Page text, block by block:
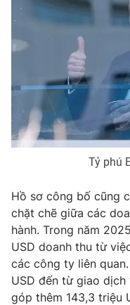
THỜI BÁO VTV
Theo dõi báo trên
Cơ quan chủ quản:Đài
Cơ quan báo chí:Thời
Giấy phép hoạt động
Tổng Biên tập:Vũ Thanh
Phó Tổng Biên tập:
Nguyễn Trọng Ninh
Tổng đài VTV:024.38
Ðiện thoại Thời báo VTV:
Email:toasoan@vtv.vn
Tỷ phú
Hồ sơ công bố cũng
chặt chẽ giữa các
hành. Trong năm
USD doanh thu từ
các công ty liên
USD đến từ giao
góp thêm 143,3 triệu